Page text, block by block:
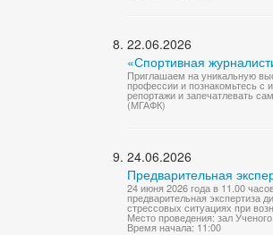
22.06.2026
«Спортивная
Приглашаем на уникальную
профессии и познакомьтесь с
репортажи и запечатлевать
(МГАФК)
24.06.2026
Предварительная
24 июня 2026 года в 11.00
предварительная экспертиза
стрессовых ситуациях при
Место проведения: зал
Время начала: 11:00